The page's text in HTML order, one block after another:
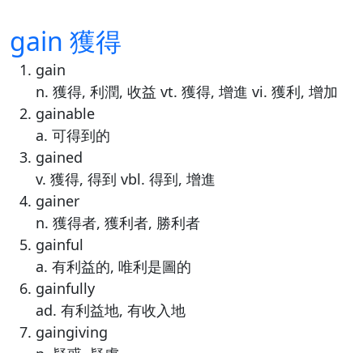
gain 獲得
gain
n. 獲得, 利潤, 收益 vt. 獲得, 增進 vi. 獲利, 增加
gainable
a. 可得到的
gained
v. 獲得, 得到 vbl. 得到, 增進
gainer
n. 獲得者, 獲利者, 勝利者
gainful
a. 有利益的, 唯利是圖的
gainfully
ad. 有利益地, 有收入地
gaingiving